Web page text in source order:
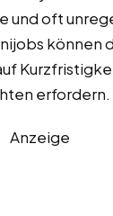
und oft
können
erfordern.
Anzeige